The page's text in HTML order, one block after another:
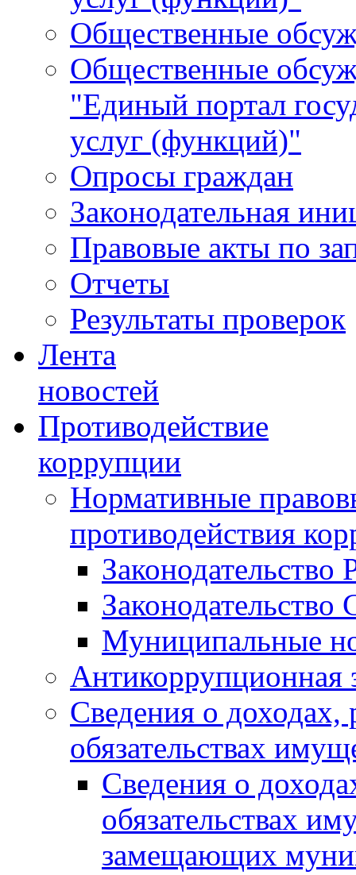
Общественные
Общественные
"Единый портал
услуг (функций)"
Опросы граждан
Законодательная
Правовые акты по
Отчеты
Результаты проверок
Лента
новостей
Противодействие
коррупции
Нормативные
противодействия
Законодательство
Муниципальные
Антикоррупционная
Сведения о доходах,
обязательствах
Сведения о
обязательствах
замещающих